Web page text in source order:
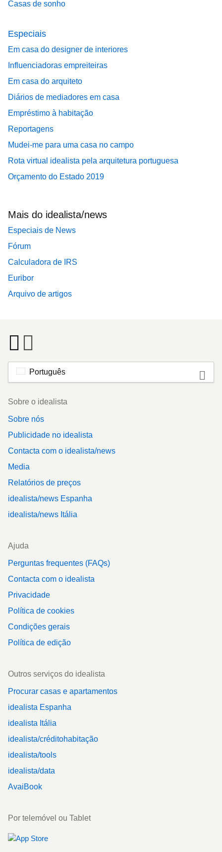
Casas de sonho
Especiais
Em casa do designer de interiores
Influenciadoras empreiteiras
Em casa do arquiteto
Diários de mediadores em casa
Empréstimo à habitação
Reportagens
Mudei-me para uma casa no campo
Rota virtual idealista pela arquitetura portuguesa
Orçamento do Estado 2019
Mais do idealista/news
Especiais de News
Fórum
Calculadora de IRS
Euribor
Arquivo de artigos
Português
Footer
Sobre o idealista
Sobre nós
Publicidade no idealista
Contacta com o idealista/news
Media
Relatórios de preços
idealista/news Espanha
idealista/news Itália
Ajuda
Perguntas frequentes (FAQs)
Contacta com o idealista
Privacidade
Política de cookies
Condições gerais
Política de edição
Outros serviços do idealista
Procurar casas e apartamentos
idealista Espanha
idealista Itália
idealista/créditohabitação
idealista/tools
idealista/data
AvaiBook
Por telemóvel ou Tablet